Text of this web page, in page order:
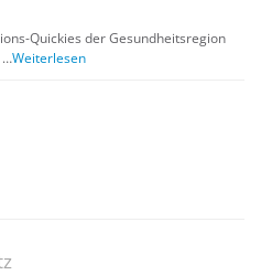
Quickies der Gesundheitsregion
…Weiterlesen